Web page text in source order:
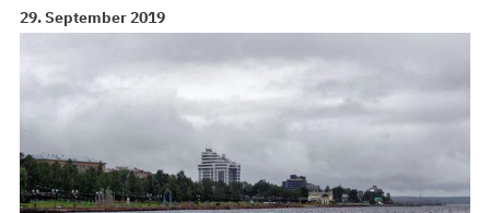
29. September 2019